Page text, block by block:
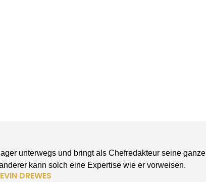
unterwegs und bringt als Chefredakteur seine ganze
kann solch eine Expertise wie er vorweisen.
DREWES